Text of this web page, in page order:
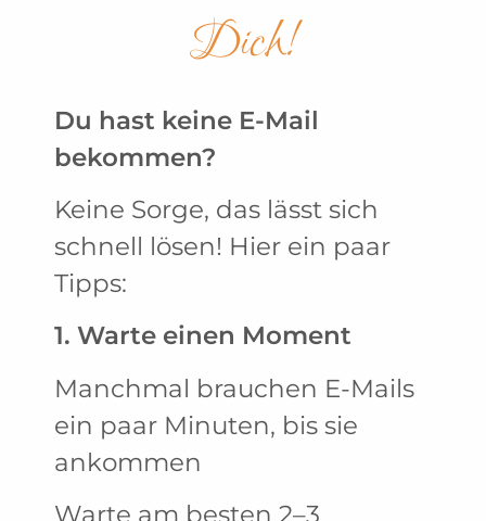
Dich!
Du hast keine E-Mail
bekommen?
Keine Sorge, das lässt sich
schnell lösen! Hier ein paar
Tipps:
1. Warte einen Moment
Manchmal brauchen E-Mails
ein paar Minuten, bis sie
ankommen
Warte am besten 2–3